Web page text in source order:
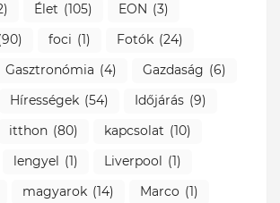
Élet (105) EON (3)
foci (1) Fotók (24)
Gasztronómia (4) Gazdaság (6)
Hírességek (54) Időjárás (9)
itthon (80) kapcsolat (10)
lengyel (1) Liverpool
(1)
magyarok (14) Marco (1)